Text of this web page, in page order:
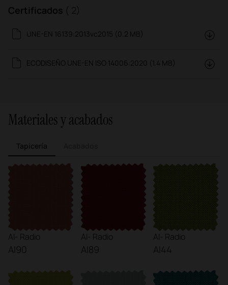
Certificados ( 2)
UNE-EN 16139:2013vc2015 (0.2 MB)
ECODISEÑO UNE-EN ISO 14006:2020 (1.4 MB)
Materiales y acabados
Tapicería
AI- Radio
AI90
AI- Radio
AI89
AI- Radio
AI44